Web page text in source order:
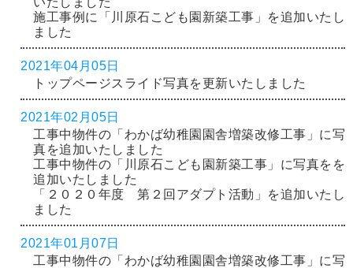
施工事例に「川原石こども園新築工事」を追加いたし
ました
2021年04月05日
トップページスライド写真を更新いたしました
2021年02月05日
工事中物件の「わかば幼稚園園舎増築改修工事」に写
真を追加いたしました
工事中物件の「川原石こども園新築工事」に写真をを
追加いたしました
「２０２０年度 第２回アダプト活動」を追加いたし
ました
2021年01月07日
工事中物件の「わかば幼稚園園舎増築改修工事」に写